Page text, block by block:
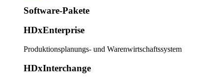
Software-Pakete
HDxEnterprise
Produktionsplanungs- und Warenwirtschaftssystem
HDxInterchange